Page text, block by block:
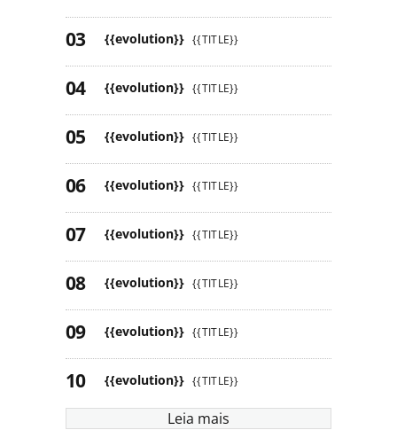
{{evolution}} {{TITLE}}
{{evolution}} {{TITLE}}
{{evolution}} {{TITLE}}
{{evolution}} {{TITLE}}
{{evolution}} {{TITLE}}
{{evolution}} {{TITLE}}
{{evolution}} {{TITLE}}
{{evolution}} {{TITLE}}
Leia mais